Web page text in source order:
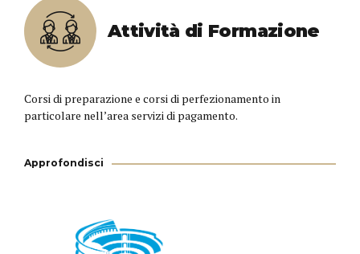
Attività di Formazione
Corsi di preparazione e corsi di perfezionamento in
particolare nell’area servizi di pagamento.
Approfondisci